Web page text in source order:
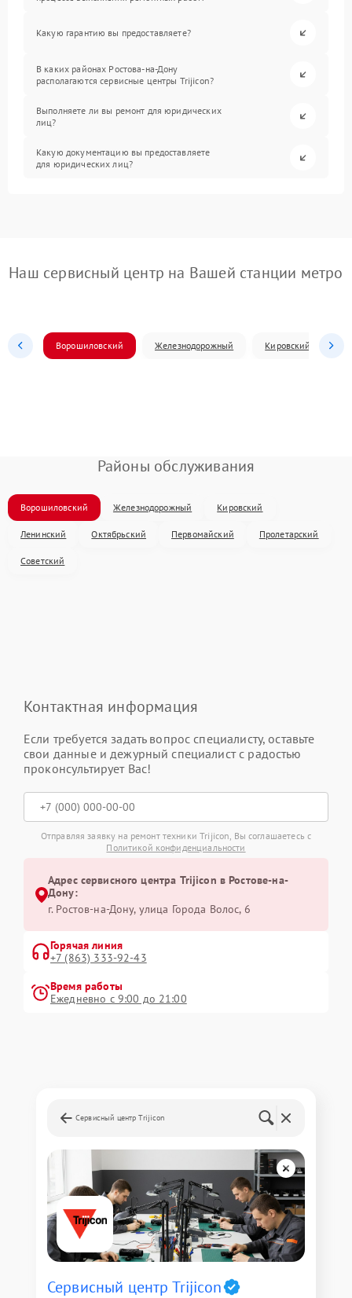
Какую гарантию вы предоставляете?
В каких районах Ростова-на-Дону
располагаются сервисные центры Trijicon?
Выполняете ли вы ремонт для юридических
лиц?
Какую документацию вы предоставляете
для юридических лиц?
Наш сервисный центр на Вашей станции метро
Ворошиловский Железнодорожный Кировский
Районы обслуживания
Ворошиловский Железнодорожный Кировский
Ленинский Октябрьский Первомайский Пролетарский
Советский
Контактная информация
Если требуется задать вопрос специалисту, оставьте
свои данные и дежурный специалист с радостью
проконсультирует Вас!
Отправляя заявку на ремонт техники Trijicon, Вы соглашаетесь с
Политикой конфиденциальности
Адрес сервисного центра Trijicon в Ростове-на-
Дону:
г. Ростов-на-Дону, улица Города Волос, 6
Горячая линия
+7 (863) 333-92-43
Время работы
Ежедневно с 9:00 до 21:00
Сервисный центр Trijicon
Сервисный центр Trijicon